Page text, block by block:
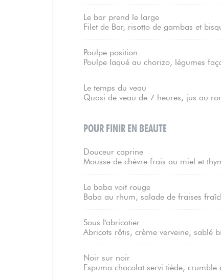
Le bar prend le large
Filet de Bar, risotto de gambas et
Poulpe position
Poulpe laqué au chorizo, légumes
Le temps du veau
Quasi de veau de 7 heures, jus au
POUR FINIR EN BEAUTE
Douceur caprine
Mousse de chèvre frais au miel et
Le baba voit rouge
Baba au rhum, salade de fraises
Sous l'abricotier
Abricots rôtis, crème verveine, sablé
Noir sur noir
Espuma chocolat servi tiède,